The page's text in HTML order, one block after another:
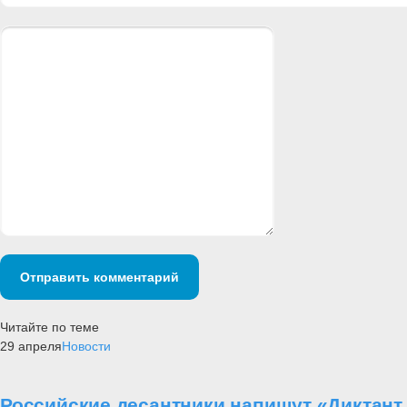
Отправить комментарий
Читайте по теме
29 апреляНовости